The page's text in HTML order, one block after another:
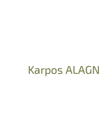
Karpos